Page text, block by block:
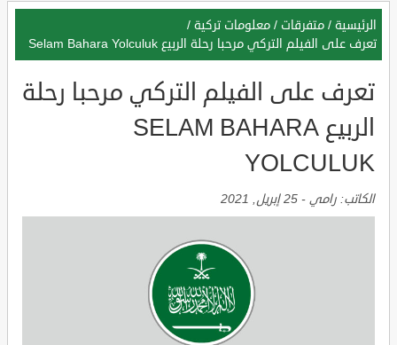
الرئيسية / متفرقات / معلومات تركية /
تعرف على الفيلم التركي مرحبا رحلة الربيع Selam Bahara Yolculuk
تعرف على الفيلم التركي مرحبا رحلة
الربيع SELAM BAHARA
YOLCULUK
الكاتب: رامي - 25 إبريل, 2021